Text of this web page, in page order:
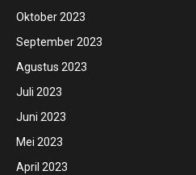
Oktober 2023
September 2023
Agustus 2023
Juli 2023
Juni 2023
Mei 2023
April 2023